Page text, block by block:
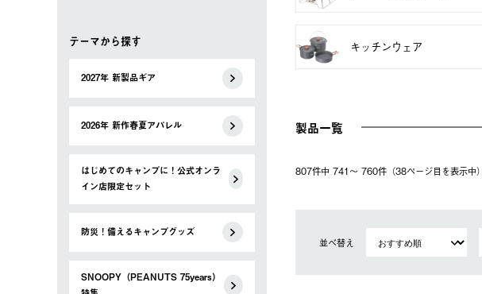
テーマから探す
2027年 新製品ギア
2026年 新作春夏アパレル
はじめてのキャンプに！公式オンラ
イン店限定セット
防災！備えるキャンプグッズ
SNOOPY（PEANUTS 75years）
キッチンウェア
製品一覧
807件中 741〜 760件（38ページ⽬を表⽰中）
並べ替え